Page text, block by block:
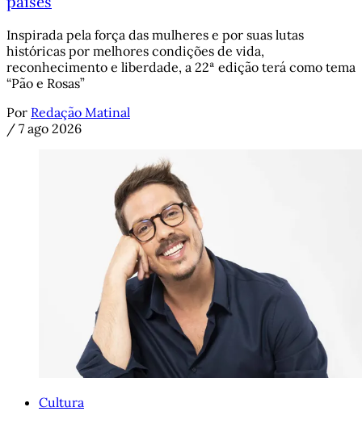
Inspirada pela força das mulheres e por suas lutas
históricas por melhores condições de vida,
reconhecimento e liberdade, a 22ª edição terá como tema
“Pão e Rosas”
Por Redação Matinal
/ 7 ago 2026
Cultura